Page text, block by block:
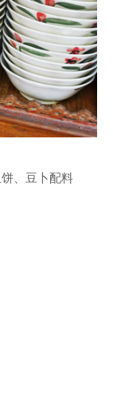
、豆卜配料